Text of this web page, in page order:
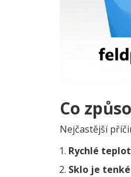
Co
Nejčastější
Rychlé
Sklo je tenké